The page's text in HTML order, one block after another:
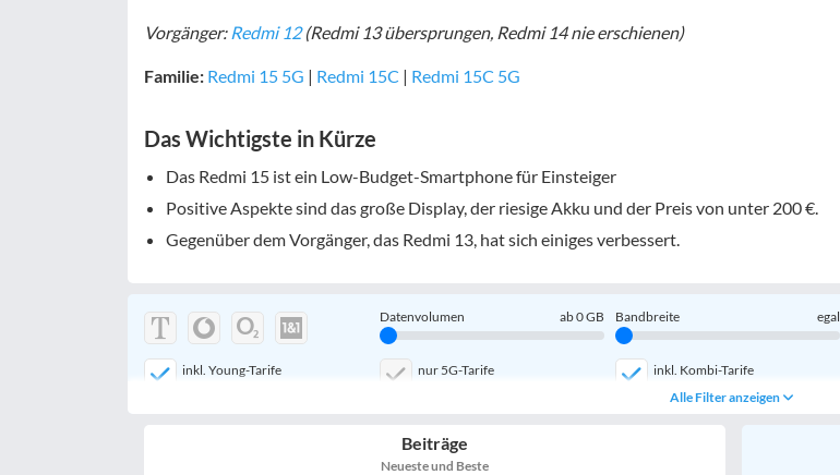
Vorgänger: Redmi 12(Redmi 13 übersprungen, Redmi 14 nie erschienen)
Familie: Redmi 15 5G | Redmi 15C | Redmi 15C 5G
Das Wichtigste in Kürze
Das Redmi 15 ist ein Low-Budget-Smartphone für Einsteiger
Positive Aspekte sind das große Display, der riesige Akku und der Preis von unter 200 €.
Gegenüber dem Vorgänger, das Redmi 13, hat sich einiges verbessert.
Datenvolumen ab0GB Bandbreite egal
inkl. Young-Tarife nur 5G-Tarife inkl. Kombi-Tarife
Alle Filter anzeigen
Beiträge
Neueste und Beste